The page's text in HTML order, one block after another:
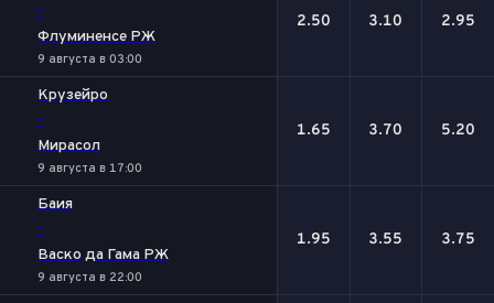
-
Флуминенсе РЖ
9 августа в 03:00
2.50 3.10 2.95
Крузейро
-
Мирасол
9 августа в 17:00
1.65 3.70 5.20
Баия
-
Васко да Гама РЖ
9 августа в 22:00
1.95 3.55 3.75